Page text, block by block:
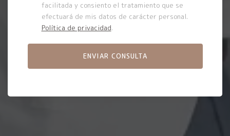
facilitada y consiento el tratamiento que se
efectuará de mis datos de carácter personal.
Política de privacidad.